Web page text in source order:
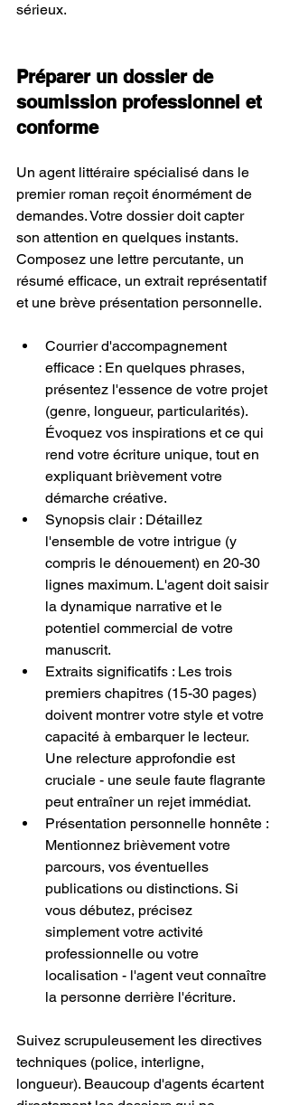
sérieux.
Préparer un dossier de
soumission professionnel et
conforme
Un agent littéraire spécialisé dans le
premier roman reçoit énormément de
demandes. Votre dossier doit capter
son attention en quelques instants.
Composez une lettre percutante, un
résumé efficace, un extrait représentatif
et une brève présentation personnelle.
Courrier d'accompagnement
efficace : En quelques phrases,
présentez l'essence de votre projet
(genre, longueur, particularités).
Évoquez vos inspirations et ce qui
rend votre écriture unique, tout en
expliquant brièvement votre
démarche créative.
Synopsis clair : Détaillez
l'ensemble de votre intrigue (y
compris le dénouement) en 20-30
lignes maximum. L'agent doit saisir
la dynamique narrative et le
potentiel commercial de votre
manuscrit.
Extraits significatifs : Les trois
premiers chapitres (15-30 pages)
doivent montrer votre style et votre
capacité à embarquer le lecteur.
Une relecture approfondie est
cruciale - une seule faute flagrante
peut entraîner un rejet immédiat.
Présentation personnelle honnête :
Mentionnez brièvement votre
parcours, vos éventuelles
publications ou distinctions. Si
vous débutez, précisez
simplement votre activité
professionnelle ou votre
localisation - l'agent veut connaître
la personne derrière l'écriture.
Suivez scrupuleusement les directives
techniques (police, interligne,
longueur). Beaucoup d'agents écartent